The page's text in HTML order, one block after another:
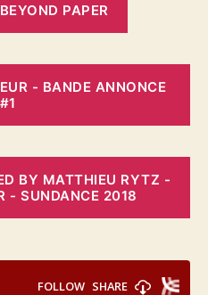
PAPER
- BANDE ANNONCE
#1
BY MATTHIEU RYTZ -
- SUNDANCE 2018